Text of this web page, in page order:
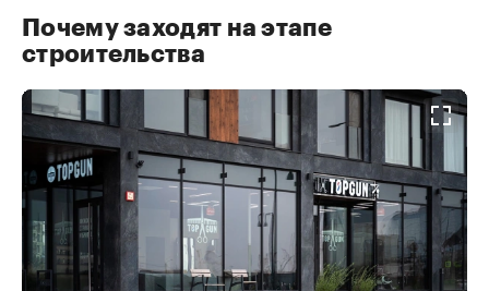
Почему заходят на этапе
строительства